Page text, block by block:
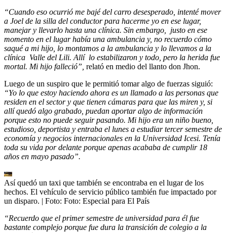
“Cuando eso ocurrió me bajé del carro desesperado, intenté mover
a Joel de la silla del conductor para hacerme yo en ese lugar,
manejar y llevarlo hasta una clínica. Sin embargo, justo en ese
momento en el lugar había una ambulancia y, no recuerdo cómo
saqué a mi hijo, lo montamos a la ambulancia y lo llevamos a la
clínica Valle del Lili. Allí lo estabilizaron y todo, pero la herida fue
mortal. Mi hijo falleció”, relató en medio del llanto don Jhon.
Luego de un suspiro que le permitió tomar algo de fuerzas siguió:
“Yo lo que estoy haciendo ahora es un llamado a las personas que
residen en el sector y que tienen cámaras para que las miren y, si
allí quedó algo grabado, puedan aportar algo de información
porque esto no puede seguir pasando. Mi hijo era un niño bueno,
estudioso, deportista y entraba el lunes a estudiar tercer semestre de
economía y negocios internacionales en la Universidad Icesi. Tenía
toda su vida por delante porque apenas acababa de cumplir 18
años en mayo pasado”.
Así quedó un taxi que también se encontraba en el lugar de los
hechos. El vehículo de servicio público también fue impactado por
un disparo. | Foto: Foto: Especial para El País
“Recuerdo que el primer semestre de universidad para él fue
bastante complejo porque fue dura la transición de colegio a la